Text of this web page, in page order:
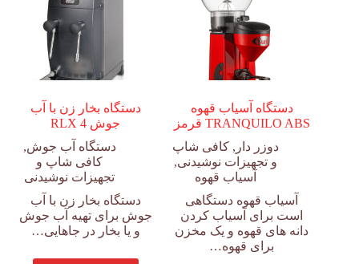
دستگاه آسیاب قهوه
TRANQUILO ABS قرمز
دوزر دار , کافی شاپ
و تجهیزات نوشیدنی,
آسیاب قهوه
آسیاب قهوه دستگاهی
است برای آسیاب کردن
دانه های قهوه و یک مخزن
برای قهوه…
دستگاه بخار زن با آب
جوش RLX 4
دستگاه آب جوش,
کافی شاپ و
تجهیزات نوشیدنی
دستگاه بخار زن با آب
جوش برای تهیه آب جوش
و یا بخار در جاهایی…